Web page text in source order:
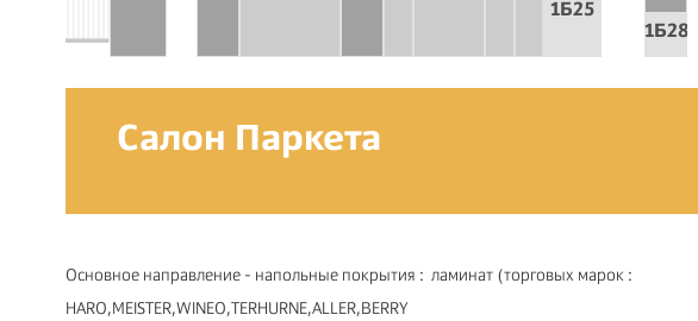
1Б28а
1Б25
Салон Паркета
Основное направление - напольные покрытия : ламинат (торговых марок :
HARO,MEISTER,WINEO,TERHURNE,ALLER,BERRY